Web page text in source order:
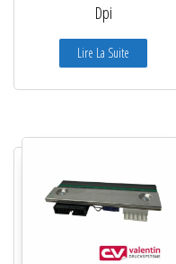
Dpi
Lire La Suite